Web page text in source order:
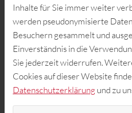
BEWÄHRT ERFOLGREICH:
Der gute alte Brief – in der
zu den erfolgreichsten
Positionen darzulegen,
sachlich zu vertreten oder auch
Kontakte zu pflegen.
ARGUMENTATIONSPAPIERE
Inhalte für Sie immer weiter
werden pseudonymisierte
Besuchern gesammelt und
Einverständnis in die
Sie jederzeit widerrufen.
Cookies auf dieser Website
Datenschutzerklärung und zu